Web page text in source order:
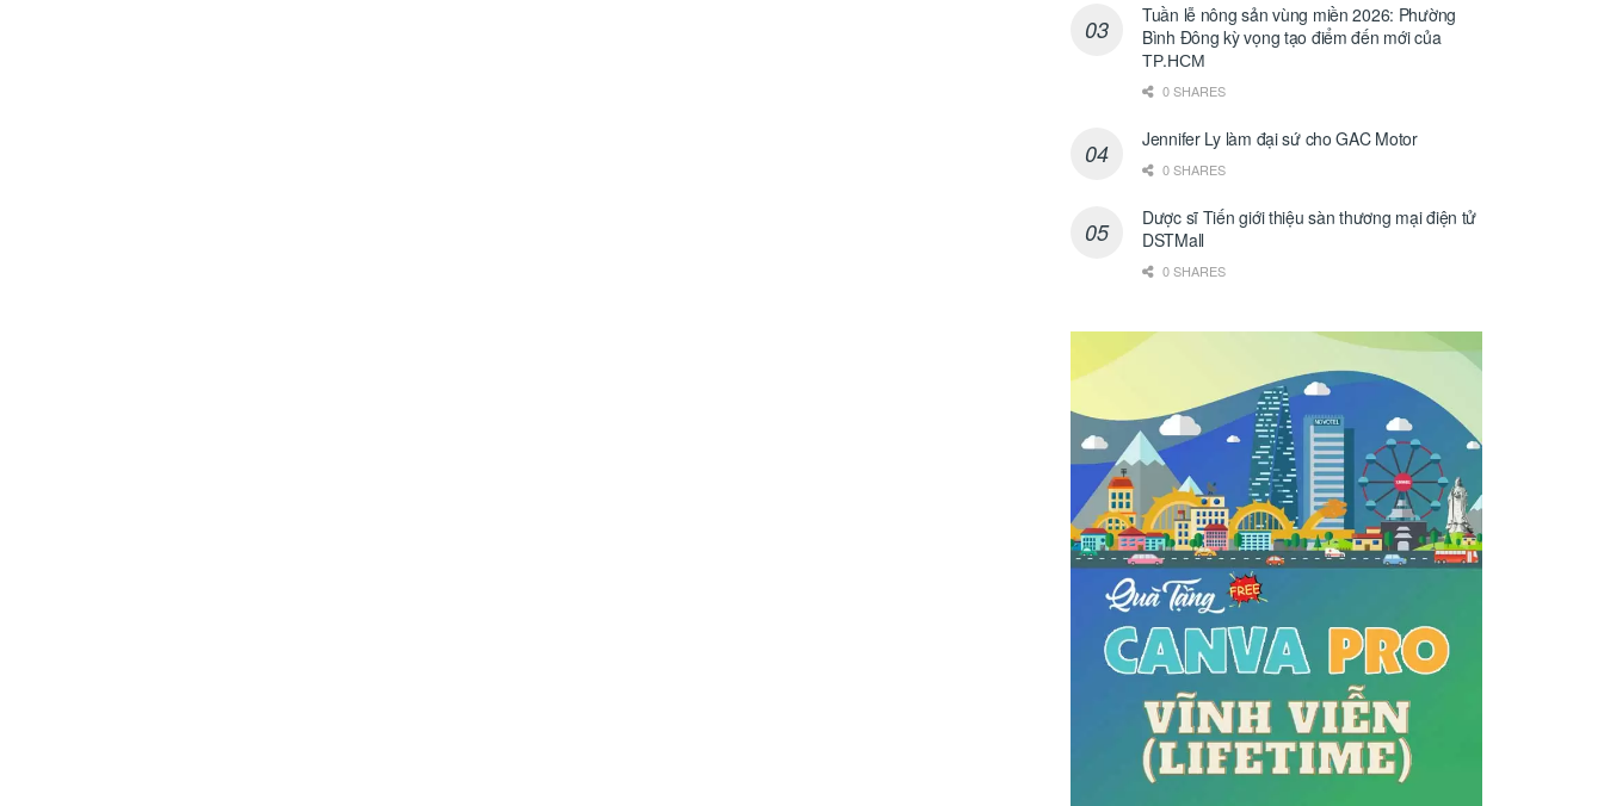
Tuần lễ nông sản vùng miền 2026: Phường
Bình Đông kỳ vọng tạo điểm đến mới của
ТР.НСМ
0 SHARES
Jennifer Ly làm đại sứ cho GAC Motor
0 SHARES
Dược sĩ Tiến giới thiệu sàn thương mại điện tử
DSTMall
0 SHARES